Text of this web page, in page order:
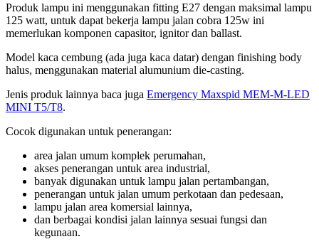
Produk lampu ini menggunakan fitting E27 dengan maksimal lampu
125 watt, untuk dapat bekerja lampu jalan cobra 125w ini
memerlukan komponen capasitor, ignitor dan ballast.
Model kaca cembung (ada juga kaca datar) dengan finishing body
halus, menggunakan material alumunium die-casting.
Jenis produk lainnya baca juga Emergency Maxspid MEM-M-LED
MINI T5/T8.
Cocok digunakan untuk penerangan:
area jalan umum komplek perumahan,
akses penerangan untuk area industrial,
banyak digunakan untuk lampu jalan pertambangan,
penerangan untuk jalan umum perkotaan dan pedesaan,
lampu jalan area komersial lainnya,
dan berbagai kondisi jalan lainnya sesuai fungsi dan
kegunaan.